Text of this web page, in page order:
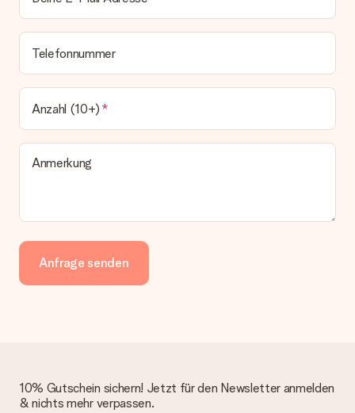
Telefonnummer
Anzahl (10+)
Anmerkung
Anfrage senden
10% Gutschein sichern! Jetzt für den Newsletter anmelden
& nichts mehr verpassen.